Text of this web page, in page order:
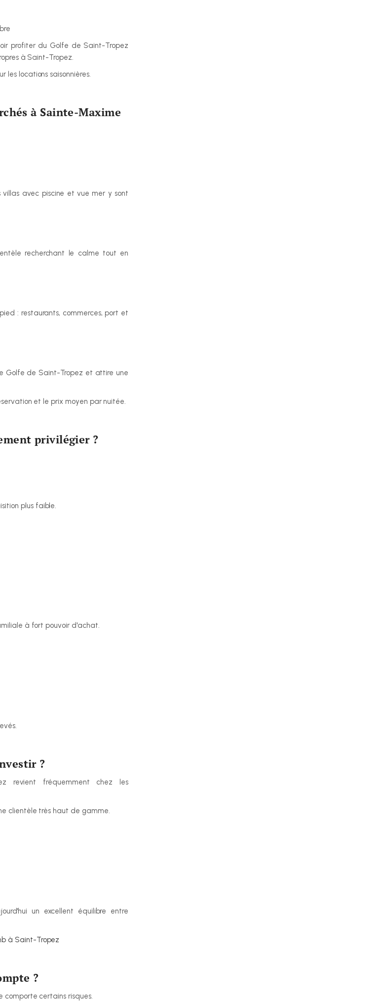
profiter du Golfe de Saint-Tropez
à Saint-Tropez.
locations saisonnières.
à Sainte-Maxime
avec piscine et vue mer y sont
recherchant le calme tout en
: restaurants, commerces, port et
Golfe de Saint-Tropez et attire une
et le prix moyen par nuitée.
privilégier ?
plus faible.
à fort pouvoir d'achat.
?
revient fréquemment chez les
clientèle très haut de gamme.
un excellent équilibre entre
à Saint-Tropez
?
comporte certains risques.